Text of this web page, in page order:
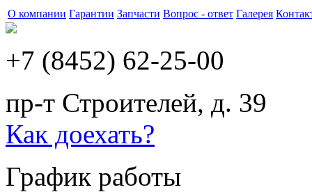
О компании Гарантии Запчасти Вопрос - ответ Галерея
+7 (8452) 62-25-00
пр-т Строителей, д. 39
Как доехать?
График работы